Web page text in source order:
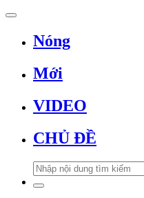
Nóng
Mới
VIDEO
CHỦ ĐỀ